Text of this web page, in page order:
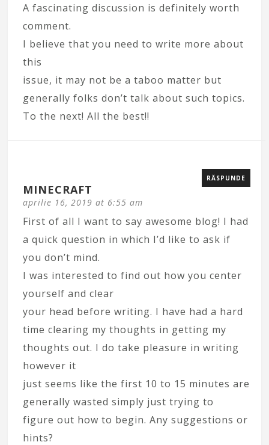
A fascinating discussion is definitely worth
comment.
I believe that you need to write more about
this
issue, it may not be a taboo matter but
generally folks don’t talk about such topics.
To the next! All the best!!
MINECRAFT
aprilie 16, 2019 at 6:55 am
RĂSPUNDE
First of all I want to say awesome blog! I had
a quick question in which I’d like to ask if
you don’t mind.
I was interested to find out how you center
yourself and clear
your head before writing. I have had a hard
time clearing my thoughts in getting my
thoughts out. I do take pleasure in writing
however it
just seems like the first 10 to 15 minutes are
generally wasted simply just trying to
figure out how to begin. Any suggestions or
hints?